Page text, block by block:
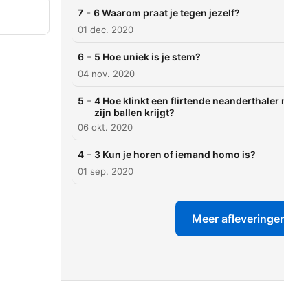
7 - 6 Waarom praat je tegen jezelf?
01 dec. 2020
6 - 5 Hoe uniek is je stem?
04 nov. 2020
5 - 4 Hoe klinkt een flirtende neanderthaler
zijn ballen krijgt?
06 okt. 2020
4 - 3 Kun je horen of iemand homo is?
01 sep. 2020
Meer